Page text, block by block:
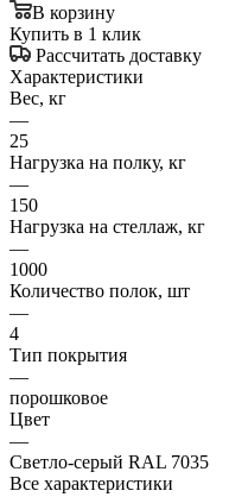
В корзину
Купить в 1 клик
Рассчитать доставку
Характеристики
Вес, кг
—
25
Нагрузка на полку, кг
—
150
Нагрузка на стеллаж, кг
—
1000
Количество полок, шт
—
4
Тип покрытия
—
порошковое
Цвет
—
Светло-серый RAL 7035
Все характеристики